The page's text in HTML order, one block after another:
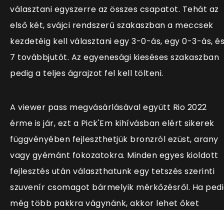
választani egyszerre az összes csapatot. Tehát az
első két, svájci rendszerű szakaszban a meccsek
kezdetéig kell választani egy 3-0-ás, egy 0-3-ás, és
7 továbbjutót. Az egyenesági kieséses szakaszban
pedig a teljes ágrajzot fel kell tölteni.
A viewer pass megvásárlásával együtt Rio 2022
érme is jár, ezt a Pick'Em kihívásban elért sikerek
függvényében fejleszthetjük bronzról ezüst, arany
vagy gyémánt fokozatokra. Minden egyes kioldott
fejlesztés után választhatunk egy tetszés szerinti
szuvenír csomagot bármelyik mérkőzésről. Ha
még több pakkra vágynánk, akkor lehet őket